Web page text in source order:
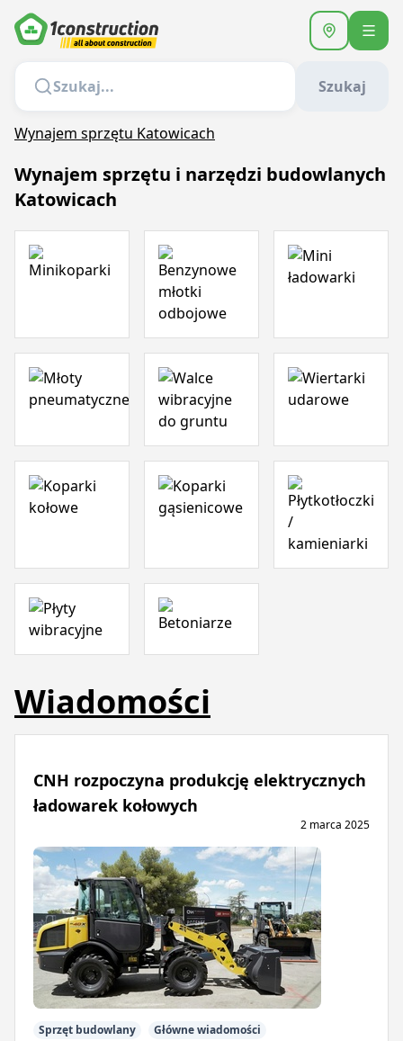
Szukaj
Wynajem sprzętu Katowicach
Wynajem sprzętu i narzędzi budowlanych
Katowicach
Wiadomości
CNH rozpoczyna produkcję elektrycznych
ładowarek kołowych
2 marca 2025
Sprzęt budowlany Główne wiadomości